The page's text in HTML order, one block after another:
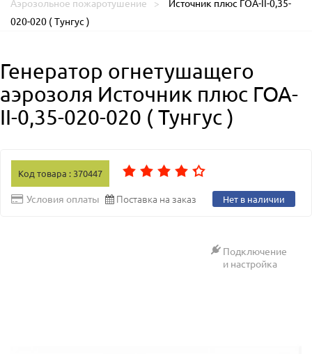
Аэрозольное пожаротушение
Источник плюс ГОА-II-0,35-
020-020 ( Тунгус )
Генератор огнетушащего
аэрозоля Источник плюс ГОА-
II-0,35-020-020 ( Тунгус )
Код товара : 370447
Условия оплаты Поставка на заказ Нет в наличии
Подключение
и настройка